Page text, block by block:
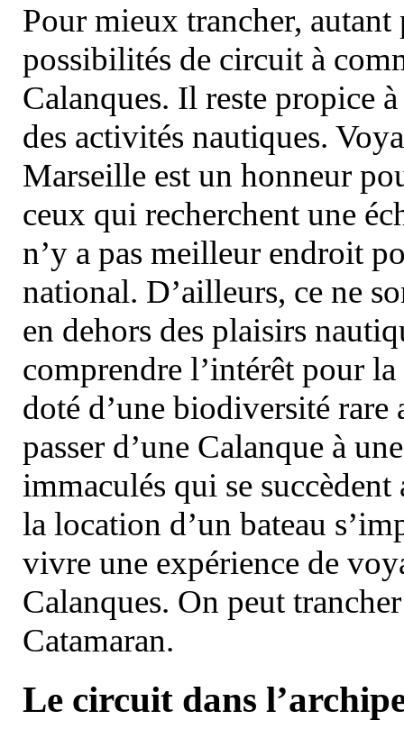
Pour mieux trancher, autant
possibilités de circuit à
Calanques. Il reste propice
des activités nautiques.
Marseille est un honneur
ceux qui recherchent une
n’y a pas meilleur endroit
national. D’ailleurs, ce ne
en dehors des plaisirs
comprendre l’intérêt pour
doté d’une biodiversité
passer d’une Calanque à
immaculés qui se
la location d’un bateau
vivre une expérience de
Calanques. On peut
Catamaran.
Le circuit dans